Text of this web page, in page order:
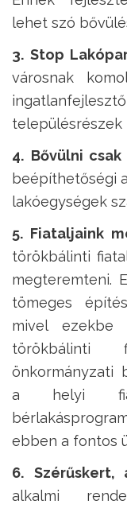
lehet szó
3. Stop
városnak
településrészek
4. Bővülni
beépíthetőségi
lakóegységek
5. Fiataljaink
törökbálinti
megteremteni.
tömeges
mivel ezekbe
törökbálinti
önkormányzati
a helyi
ebben a fontos
6. Szérűskert,
alkalmi